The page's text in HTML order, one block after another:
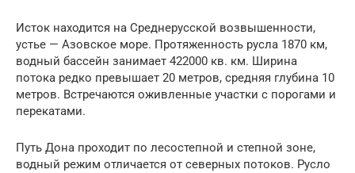
Исток находится на Среднерусской возвышенности,
устье — Азовское море. Протяженность русла 1870 км,
водный бассейн занимает 422000 кв. км. Ширина
потока редко превышает 20 метров, средняя глубина 10
метров. Встречаются оживленные участки с порогами и
перекатами.
Путь Дона проходит по лесостепной и степной зоне,
водный режим отличается от северных потоков. Русло